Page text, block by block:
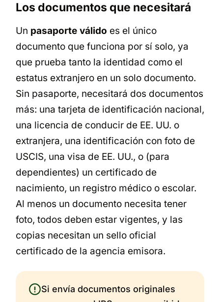
Los documentos que necesitará
Un pasaporte válido es el único
documento que funciona por sí solo, ya
que prueba tanto la identidad como el
estatus extranjero en un solo documento.
Sin pasaporte, necesitará dos documentos
más: una tarjeta de identificación nacional,
una licencia de conducir de EE. UU. o
extranjera, una identificación con foto de
USCIS, una visa de EE. UU., o (para
dependientes) un certificado de
nacimiento, un registro médico o escolar.
Al menos un documento necesita tener
foto, todos deben estar vigentes, y las
copias necesitan un sello oficial
certificado de la agencia emisora.
Si envía documentos originales